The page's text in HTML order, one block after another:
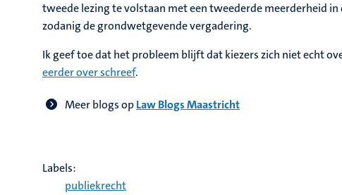
tweede lezing te volstaan met een tweederde meerderheid
zodanig de grondwetgevende vergadering.
Ik geef toe dat het probleem blijft dat kiezers zich niet echt
eerder over schreef.
Meer blogs opLaw Blogs Maastricht
Labels:
publiekrecht